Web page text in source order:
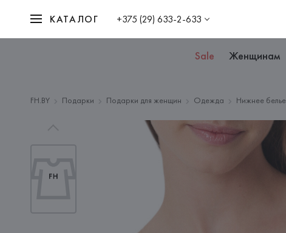
КАТАЛОГ +375 (29) 633-2-633
Sale Женщинам
FH.BY Подарки Подарки для женщин Одежда Нижнее белье